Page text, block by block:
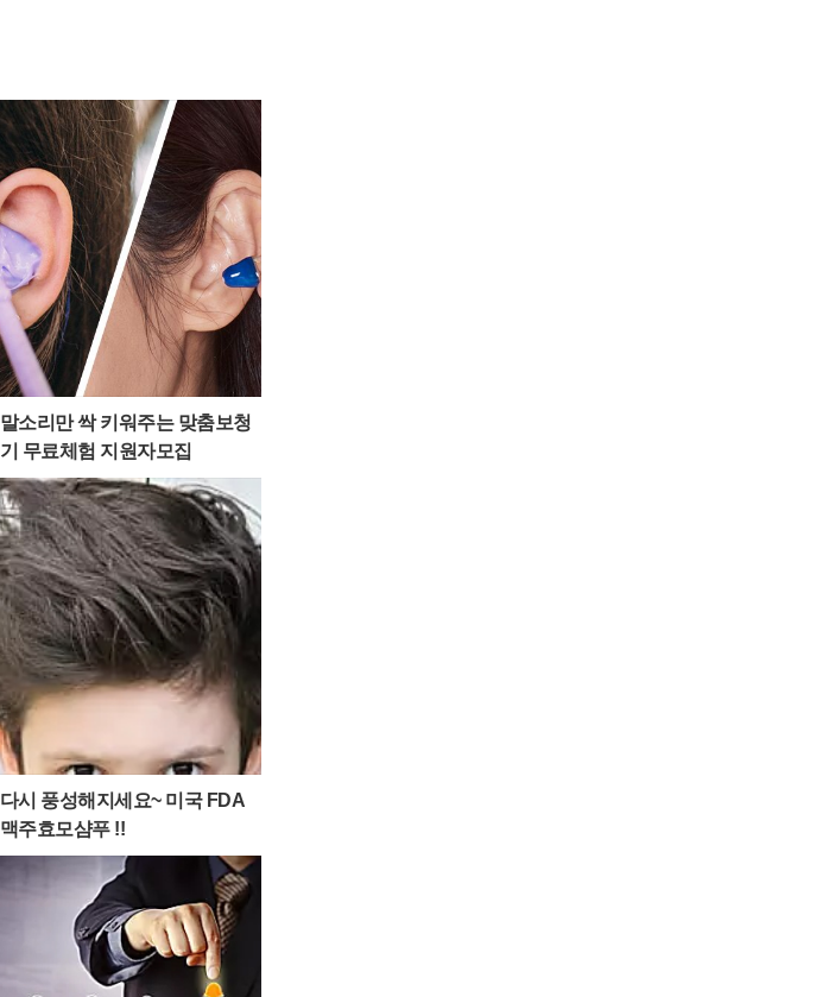
말소리만 싹 키워주는 맞춤보청
기 무료체험 지원자모집
다시 풍성해지세요~ 미국 FDA
맥주효모샴푸 !!